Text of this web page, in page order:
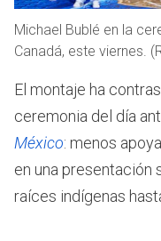
Michael Bublé en la
Canadá, este viernes.
El montaje ha
ceremonia del día
México: menos
en una presentación
raíces indígenas